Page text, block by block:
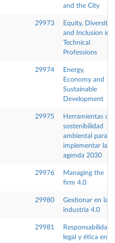
and the City
29973
Equity, Diversity
and Inclusion in
Technical
Professions
29974
Energy,
Economy and
Sustainable
Development
29975
Herramientas de
sostenibilidad
ambiental para
implementar la
agenda 2030
29976
Managing the
firm 4.0
29980
Gestionar en la
industria 4.0
29981
Responsabilidad
legal y ética en